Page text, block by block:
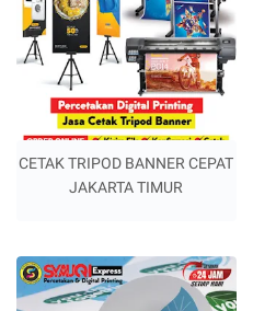
CETAK TRIPOD BANNER CEPAT
JAKARTA TIMUR